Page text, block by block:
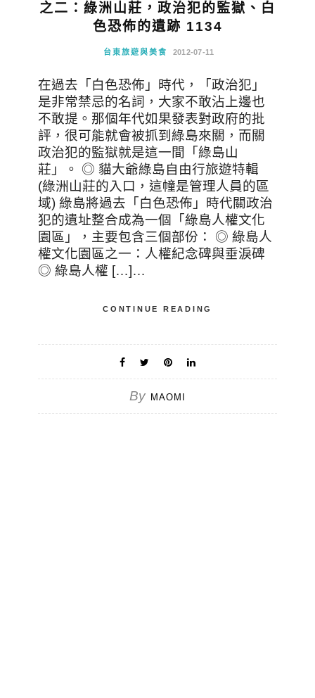
之二：綠洲山莊，政治犯的監獄、白
色恐佈的遺跡 1134
台東旅遊與美食 2012-07-11
在過去「白色恐佈」時代，「政治犯」
是非常禁忌的名詞，大家不敢沾上邊也
不敢提。那個年代如果發表對政府的批
評，很可能就會被抓到綠島來關，而關
政治犯的監獄就是這一間「綠島山
莊」。 ◎ 貓大爺綠島自由行旅遊特輯
(綠洲山莊的入口，這幢是管理人員的區
域) 綠島將過去「白色恐佈」時代關政治
犯的遺址整合成為一個「綠島人權文化
園區」，主要包含三個部份： ◎ 綠島人
權文化園區之一：人權紀念碑與垂淚碑
◎ 綠島人權 […]…
CONTINUE READING
By MAOMI